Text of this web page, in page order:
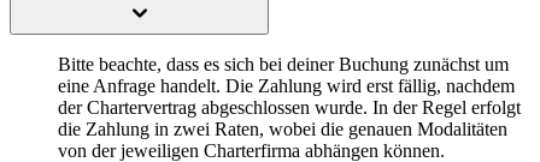
Bitte beachte, dass es sich bei deiner Buchung zunächst um
eine Anfrage handelt. Die Zahlung wird erst fällig, nachdem
der Chartervertrag abgeschlossen wurde. In der Regel erfolgt
die Zahlung in zwei Raten, wobei die genauen Modalitäten
von der jeweiligen Charterfirma abhängen können.